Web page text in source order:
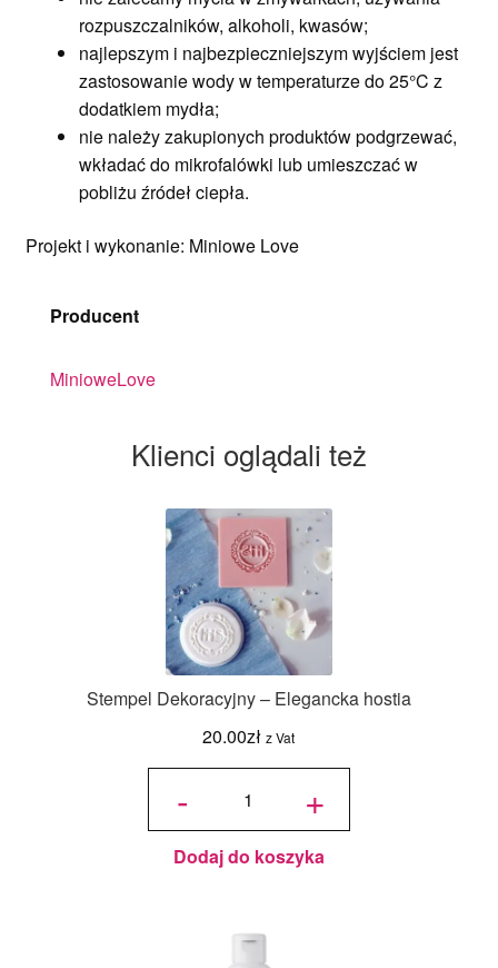
rozpuszczalników, alkoholi, kwasów;
najlepszym i najbezpieczniejszym wyjściem jest
zastosowanie wody w temperaturze do 25°C z
dodatkiem mydła;
nie należy zakupionych produktów podgrzewać,
wkładać do mikrofalówki lub umieszczać w
pobliżu źródeł ciepła.
Projekt i wykonanie: Miniowe Love
Producent
MinioweLove
Klienci oglądali też
Stempel Dekoracyjny – Elegancka hostia
20.00zł z Vat
-
ilość
- Elegancka
hostia +
Dodaj do koszyka